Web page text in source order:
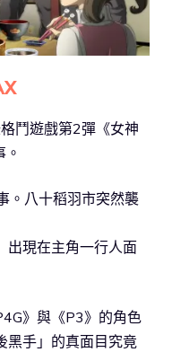
鬥遊戲第2彈《女神
。八十稻羽市突然襲
出現在主角一行人面
》與《P3》的角色
黑手」的真面目究竟